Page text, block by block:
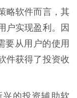
略软件而言，其
户实现盈利。因
要从用户的使用
件获得了投资收
兴的投资辅助软